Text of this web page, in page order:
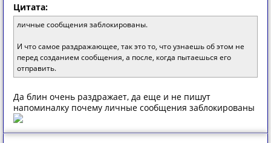
Цитата:
личные сообщения заблокированы.
И что самое раздражающее, так это то, что узнаешь об этом не
перед созданием сообщения, а после, когда пытаешься его
отправить.
Да блин очень раздражает, да еще и не пишут
напоминалку почему личные сообщения заблокированы